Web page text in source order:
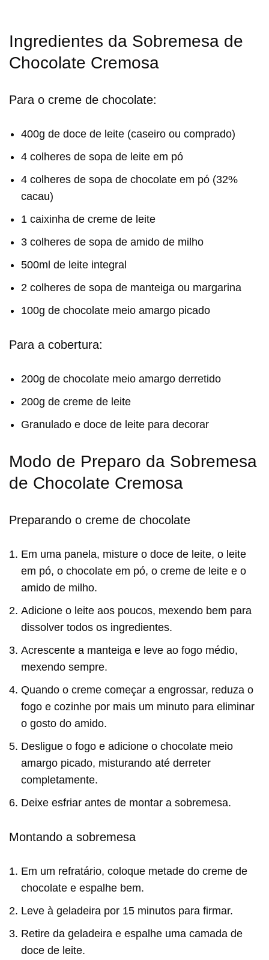
Ingredientes da Sobremesa de
Chocolate Cremosa
Para o creme de chocolate:
400g de doce de leite (caseiro ou comprado)
4 colheres de sopa de leite em pó
4 colheres de sopa de chocolate em pó (32%
cacau)
1 caixinha de creme de leite
3 colheres de sopa de amido de milho
500ml de leite integral
2 colheres de sopa de manteiga ou margarina
100g de chocolate meio amargo picado
Para a cobertura:
200g de chocolate meio amargo derretido
200g de creme de leite
Granulado e doce de leite para decorar
Modo de Preparo da Sobremesa
de Chocolate Cremosa
Preparando o creme de chocolate
Em uma panela, misture o doce de leite, o leite
em pó, o chocolate em pó, o creme de leite e o
amido de milho.
Adicione o leite aos poucos, mexendo bem para
dissolver todos os ingredientes.
Acrescente a manteiga e leve ao fogo médio,
mexendo sempre.
Quando o creme começar a engrossar, reduza o
fogo e cozinhe por mais um minuto para eliminar
o gosto do amido.
Desligue o fogo e adicione o chocolate meio
amargo picado, misturando até derreter
completamente.
Deixe esfriar antes de montar a sobremesa.
Montando a sobremesa
Em um refratário, coloque metade do creme de
chocolate e espalhe bem.
Leve à geladeira por 15 minutos para firmar.
Retire da geladeira e espalhe uma camada de
doce de leite.